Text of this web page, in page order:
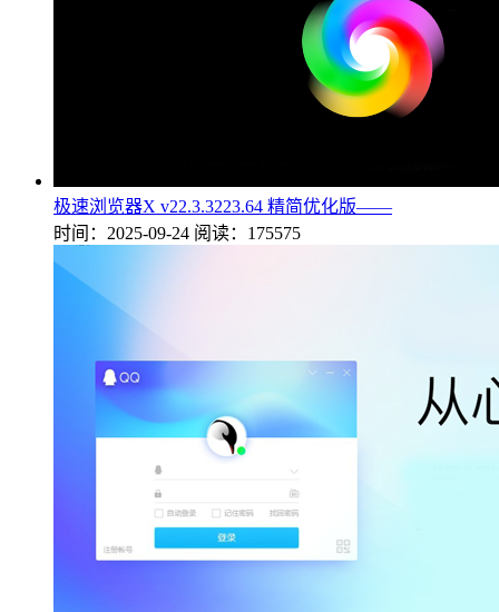
极速浏览器X v22.3.3223.64 精简优化版——
时间：2025-09-24 阅读：175575